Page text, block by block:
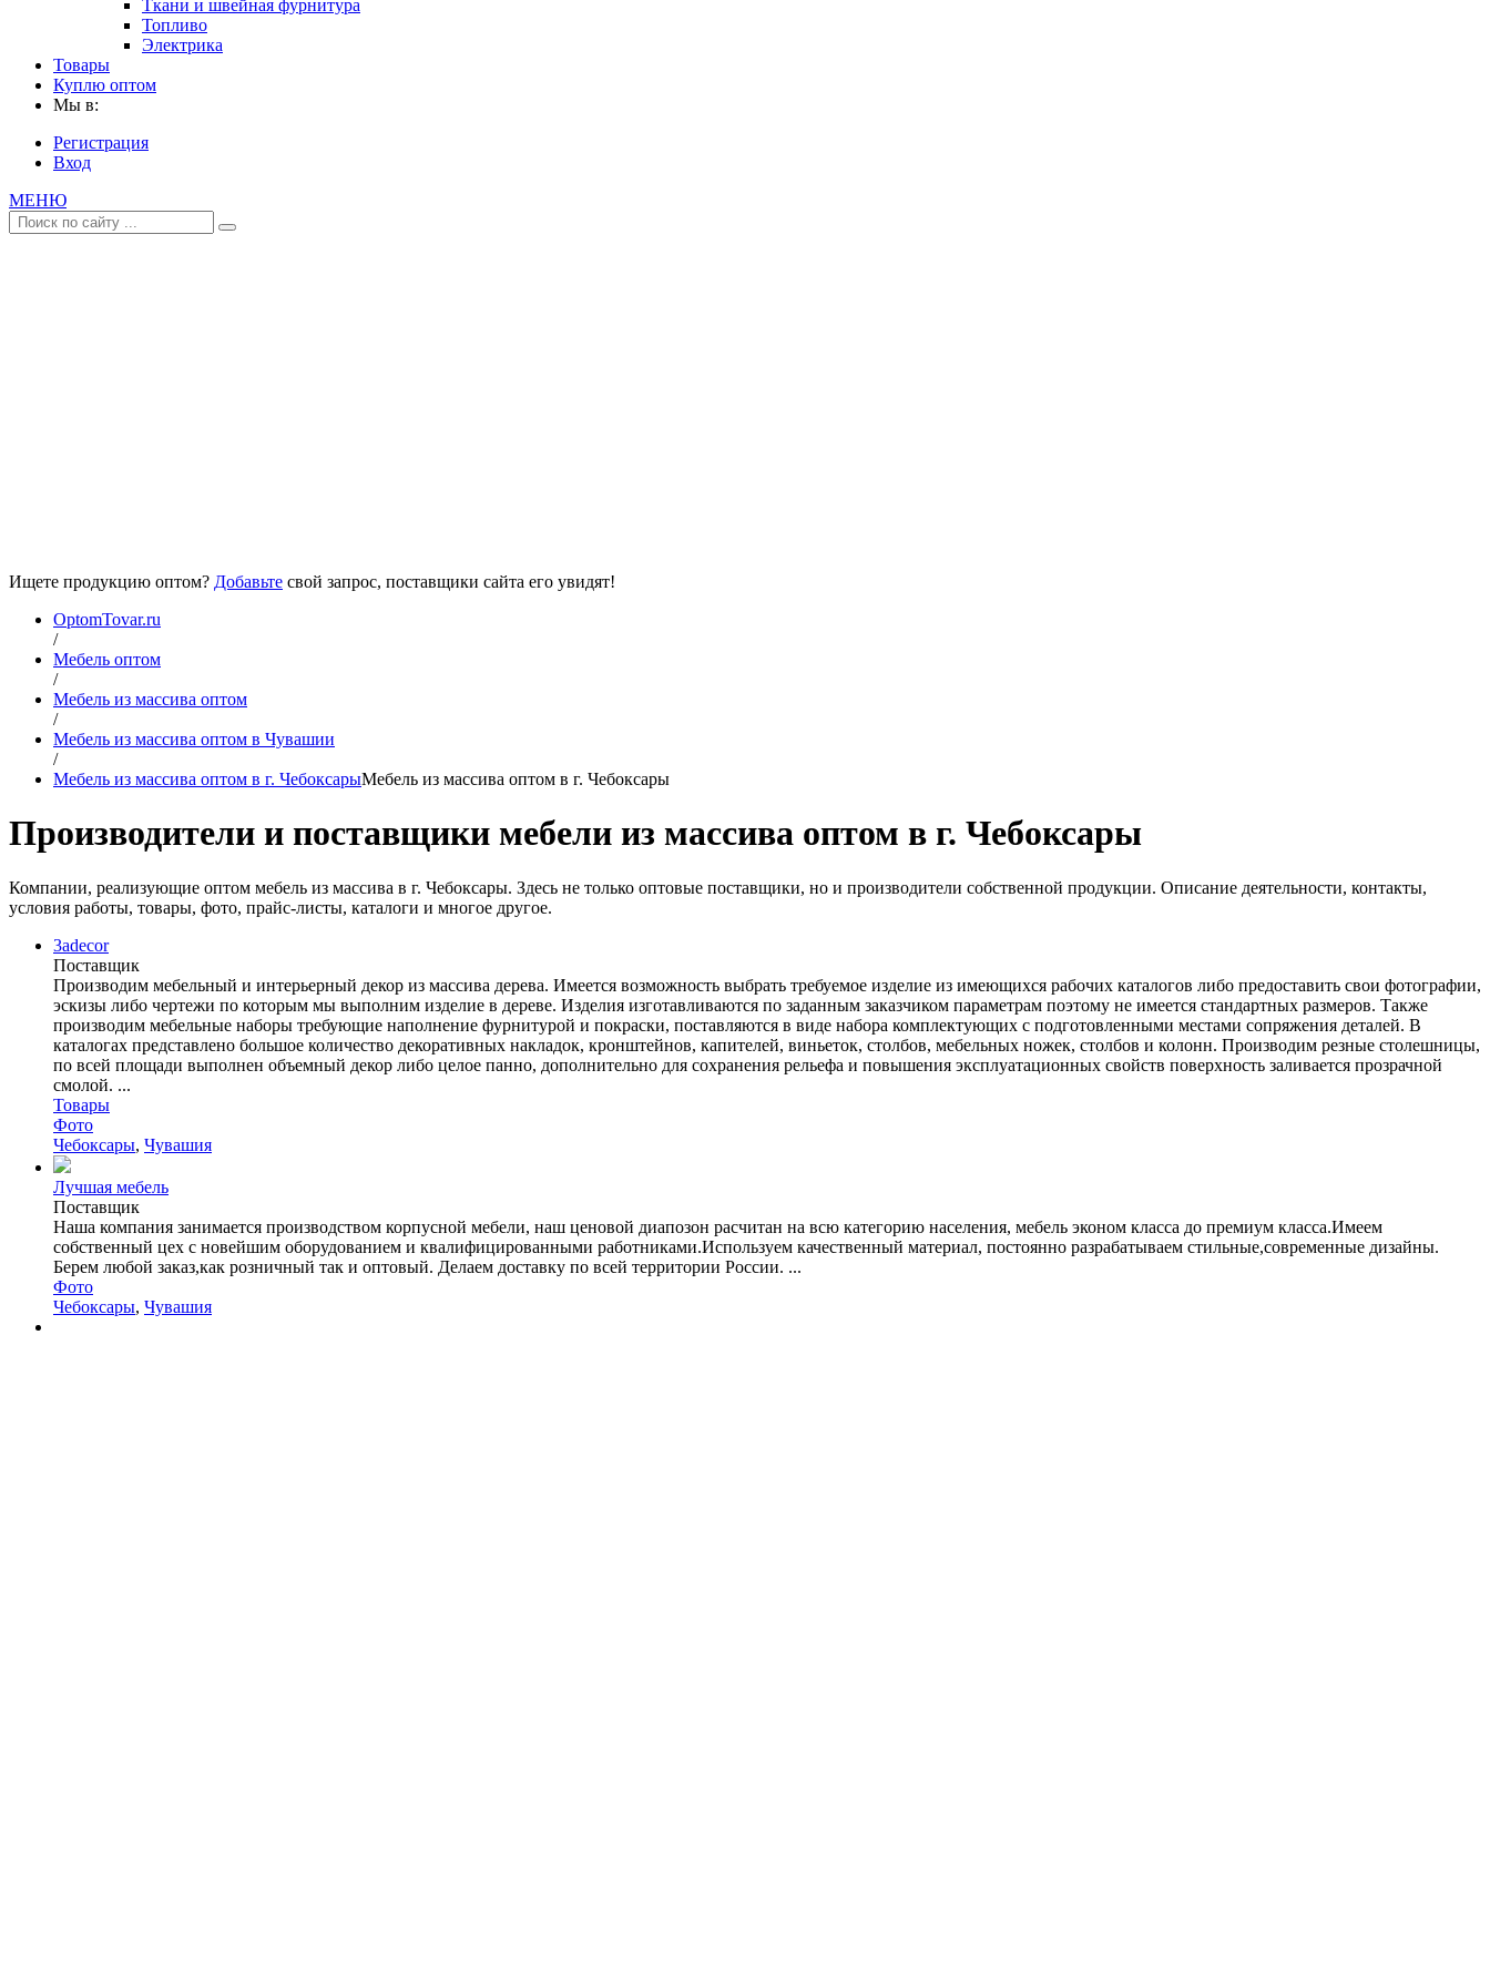
Ткани и швейная фурнитура
Топливо
Электрика
Товары
Куплю оптом
Мы в:
Регистрация
Вход
МЕНЮ
Ищете продукцию оптом? Добавьте свой запрос, поставщики сайта его увидят!
OptomTovar.ru
/
Мебель оптом
/
Мебель из массива оптом
/
Мебель из массива оптом в Чувашии
/
Мебель из массива оптом в г. ЧебоксарыМебель из массива оптом в г. Чебоксары
Производители и поставщики мебели из массива оптом в г. Чебоксары
Компании, реализующие оптом мебель из массива в г. Чебоксары. Здесь не только оптовые поставщики, но и производители собственной продукции. Описание деятельности, контакты,
условия работы, товары, фото, прайс-листы, каталоги и многое другое.
3adecor
Поставщик
Производим мебельный и интерьерный декор из массива дерева. Имеется возможность выбрать требуемое изделие из имеющихся рабочих каталогов либо предоставить свои фотографии,
эскизы либо чертежи по которым мы выполним изделие в дереве. Изделия изготавливаются по заданным заказчиком параметрам поэтому не имеется стандартных размеров. Также
производим мебельные наборы требующие наполнение фурнитурой и покраски, поставляются в виде набора комплектующих с подготовленными местами сопряжения деталей. В
каталогах представлено большое количество декоративных накладок, кронштейнов, капителей, виньеток, столбов, мебельных ножек, столбов и колонн. Производим резные столешницы,
по всей площади выполнен объемный декор либо целое панно, дополнительно для сохранения рельефа и повышения эксплуатационных свойств поверхность заливается прозрачной
смолой. ...
Товары
Фото
Чебоксары, Чувашия
Лучшая мебель
Поставщик
Наша компания занимается производством корпусной мебели, наш ценовой диапозон расчитан на всю категорию населения, мебель эконом класса до премиум класса.Имеем
собственный цех с новейшим оборудованием и квалифицированными работниками.Используем качественный материал, постоянно разрабатываем стильные,современные дизайны.
Берем любой заказ,как розничный так и оптовый. Делаем доставку по всей территории России. ...
Фото
Чебоксары, Чувашия